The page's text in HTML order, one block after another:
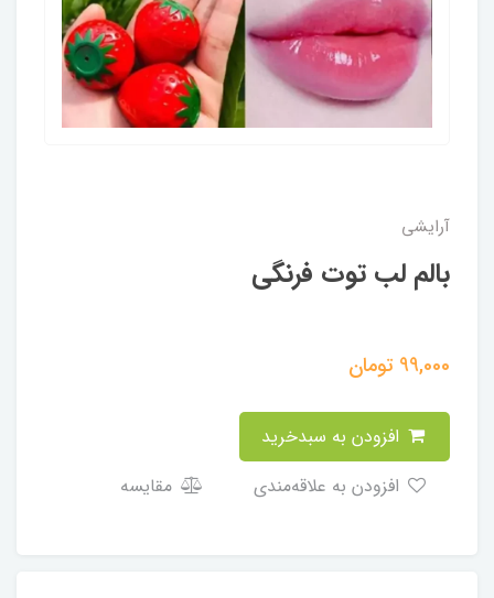
آرایشی
بالم لب توت فرنگی
99,000 تومان
مقایسه